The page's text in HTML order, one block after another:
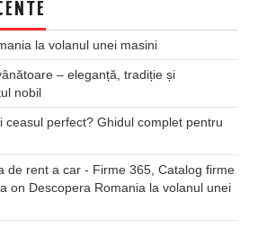
la volanul unei masini
– eleganță, tradiție și
nobil
ceasul perfect? Ghidul complet pentru
de rent a car - Firme 365, Catalog firme
on Descopera Romania la volanul unei